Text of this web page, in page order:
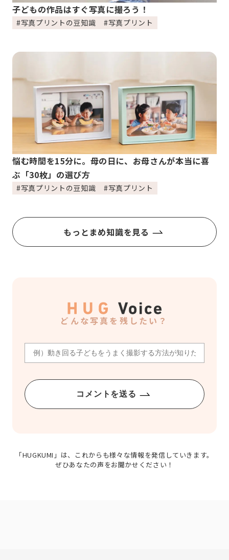
子どもの作品はすぐ写真に撮ろう！
#写真プリントの豆知識 #写真プリント
悩む時間を15分に。母の日に、お母さんが本当に喜
ぶ「30枚」の選び方
#写真プリントの豆知識 #写真プリント
もっとまめ知識を見る
どんな写真を残したい？
コメントを送る
「HUGKUMI」は、これからも様々な情報を発信していきます。
ぜひあなたの声をお聞かせください！